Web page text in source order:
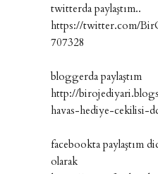
twitterda paylaştım..
https://twitter.com/
707328
bloggerda paylaştım
http://
havas-hediye-cekilisi-
facebookta paylaştım
olarak